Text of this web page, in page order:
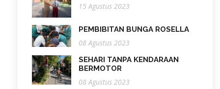
15 Agustus 2023
PEMBIBITAN BUNGA ROSELLA
08 Agustus 2023
SEHARI TANPA KENDARAAN
BERMOTOR
08 Agustus 2023